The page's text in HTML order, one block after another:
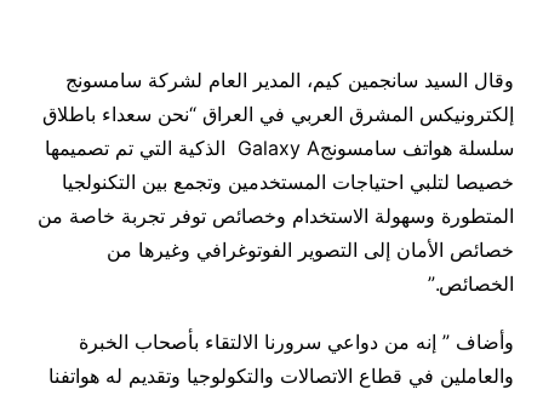
وقال السيد سانجمين كيم، المدير العام لشركة سامسونج
إلكترونيكس المشرق العربي في العراق “نحن سعداء باطلاق
سلسلة هواتف سامسونجGalaxy A الذكية التي تم تصميمها
خصيصا لتلبي احتياجات المستخدمين وتجمع بين التكنولجيا
المتطورة وسهولة الاستخدام وخصائص توفر تجربة خاصة من
خصائص الأمان إلى التصوير الفوتوغرافي وغيرها من
الخصائص.”
وأضاف ” إنه من دواعي سرورنا الالتقاء بأصحاب الخبرة
والعاملين في قطاع الاتصالات والتكولوجيا وتقديم له هواتفنا